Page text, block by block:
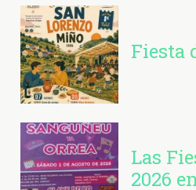
Fiesta
Las
2026